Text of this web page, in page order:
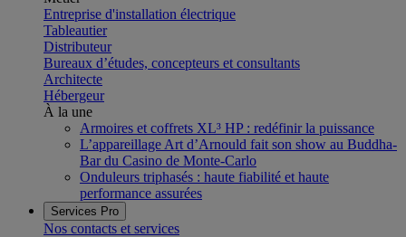
Entreprise d'installation électrique
Tableautier
Distributeur
Bureaux d’études, concepteurs et consultants
Architecte
Hébergeur
À la une
Armoires et coffrets XL³ HP : redéfinir la puissance
L’appareillage Art d’Arnould fait son show au Buddha-
Bar du Casino de Monte-Carlo
Onduleurs triphasés : haute fiabilité et haute
performance assurées
Services Pro
Nos contacts et services